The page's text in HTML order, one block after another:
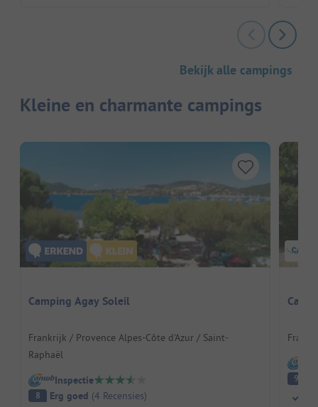
Bekijk alle campings
Kleine en charmante campings
Camping Agay Soleil
Frankrijk / Provence Alpes-Côte d'Azur / Saint-
Raphaël
Inspectie
8 Erg goed (4 Recensies)
9